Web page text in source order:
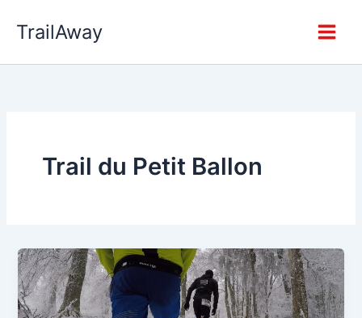
InhaltTrailAway
Trail du Petit Ballon